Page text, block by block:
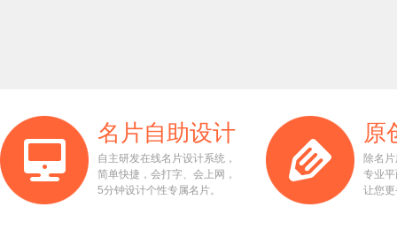
名片自助设计
自主研发在线名片设计系统，
简单快捷，会打字、会上网，
5分钟设计个性专属名片。
原
除名
专业
让您